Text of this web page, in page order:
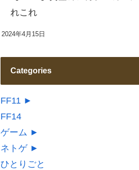
れこれ
2024年4月15日
Categories
FF11 ►
FF14
ゲーム ►
ネトゲ ►
ひとりごと